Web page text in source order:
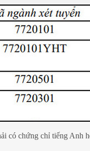
có chứng chỉ tiếng Anh